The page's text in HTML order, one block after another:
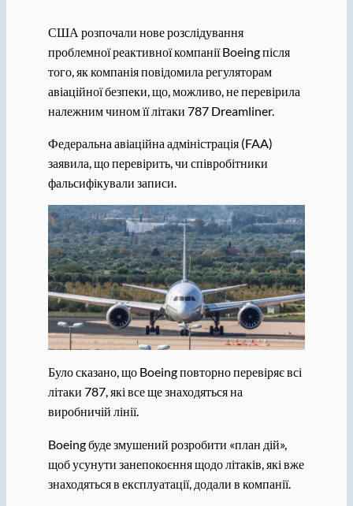
США розпочали нове розслідування
проблемної реактивної компанії Boeing після
того, як компанія повідомила регуляторам
авіаційної безпеки, що, можливо, не перевірила
належним чином її літаки 787 Dreamliner.
Федеральна авіаційна адміністрація (FAA)
заявила, що перевірить, чи співробітники
фальсифікували записи.
Було сказано, що Boeing повторно перевіряє всі
літаки 787, які все ще знаходяться на
виробничій лінії.
Boeing буде змушений розробити «план дій»,
щоб усунути занепокоєння щодо літаків, які вже
знаходяться в експлуатації, додали в компанії.